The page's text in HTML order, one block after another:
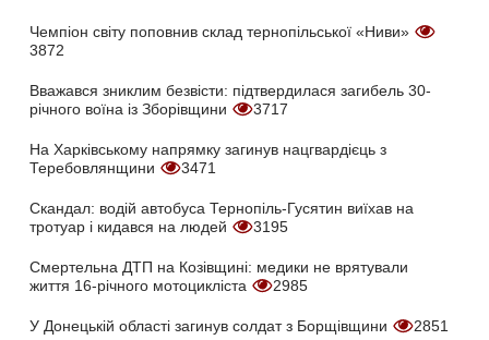
Чемпіон світу поповнив склад тернопільської «Ниви»
3872
Вважався зниклим безвісти: підтвердилася загибель 30-
річного воїна із Зборівщини
3717
На Харківському напрямку загинув нацгвардієць з
Теребовлянщини
3471
Скандал: водій автобуса Тернопіль-Гусятин виїхав на
тротуар і кидався на людей
3195
Смертельна ДТП на Козівщині: медики не врятували
життя 16-річного мотоцикліста
2985
У Донецькій області загинув солдат з Борщівщини 2851